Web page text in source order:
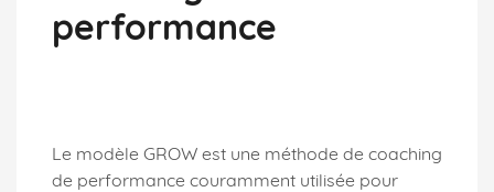
performance
Le modèle GROW est une méthode de coaching
de performance couramment utilisée pour